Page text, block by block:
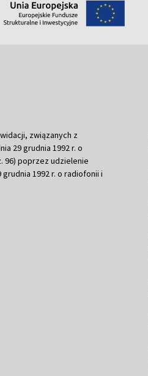
związanych z
29 grudnia 1992 r. o
96) poprzez udzielenie
1992 r. o radiofonii i